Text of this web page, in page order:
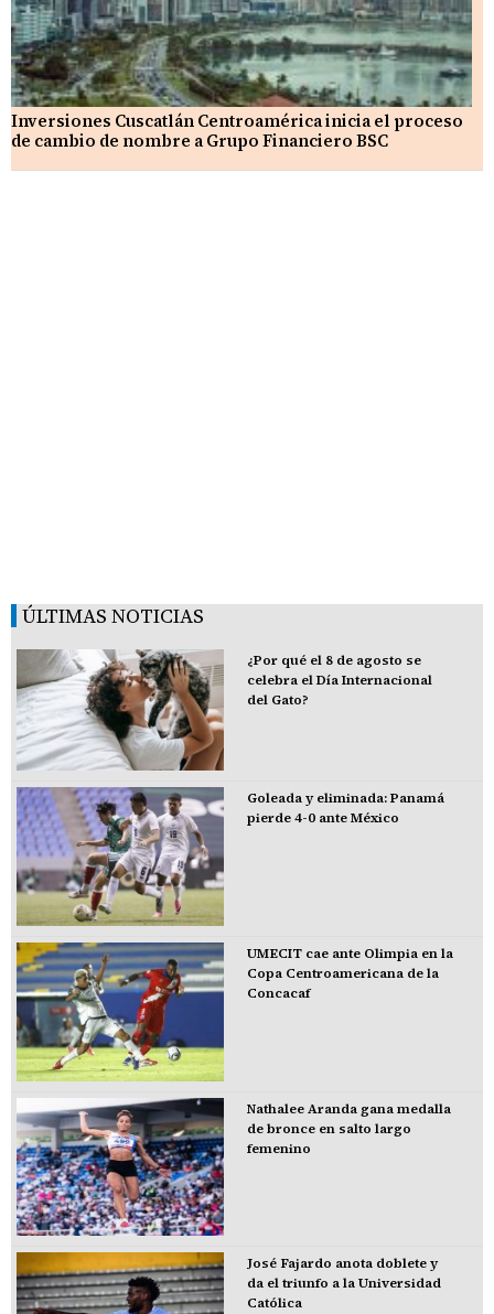
Inversiones Cuscatlán Centroamérica inicia el proceso
de cambio de nombre a Grupo Financiero BSC
ÚLTIMAS NOTICIAS
¿Por qué el 8 de agosto se
celebra el Día Internacional
del Gato?
Goleada y eliminada: Panamá
pierde 4-0 ante México
UMECIT cae ante Olimpia en la
Copa Centroamericana de la
Concacaf
Nathalee Aranda gana medalla
de bronce en salto largo
femenino
José Fajardo anota doblete y
da el triunfo a la Universidad
Católica